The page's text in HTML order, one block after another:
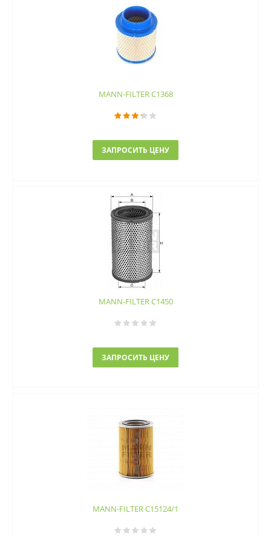
MANN-FILTER C1368
ЗАПРОСИТЬ ЦЕНУ
MANN-FILTER C1450
ЗАПРОСИТЬ ЦЕНУ
MANN-FILTER C15124/1